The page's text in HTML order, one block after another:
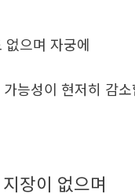
으며 자궁에
능성이 현저히 감
장이 없으며